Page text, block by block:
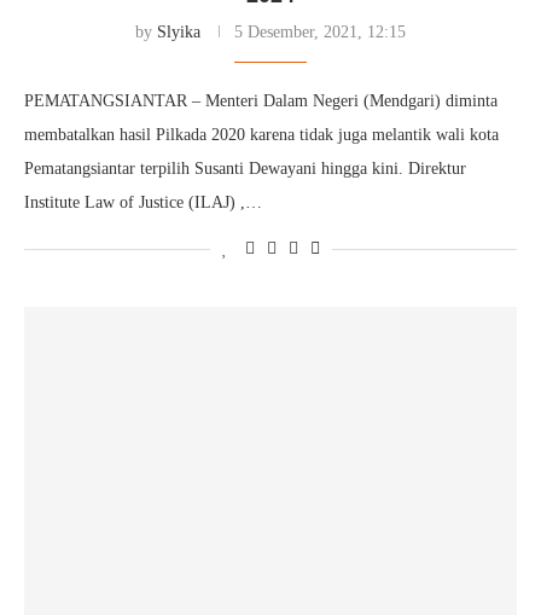
by Slyika 5 Desember, 2021, 12:15
PEMATANGSIANTAR – Menteri Dalam Negeri (Mendgari) diminta
membatalkan hasil Pilkada 2020 karena tidak juga melantik wali kota
Pematangsiantar terpilih Susanti Dewayani hingga kini. Direktur
Institute Law of Justice (ILAJ) ,…